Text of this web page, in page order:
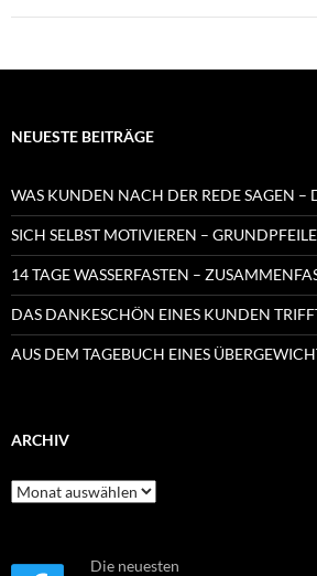
NEUESTE BEITRÄGE
WAS KUNDEN NACH DER REDE SAGEN –
SICH SELBST MOTIVIEREN –
14 TAGE WASSERFASTEN –
DAS DANKESCHÖN EINES KUNDEN
AUS DEM TAGEBUCH EINES
ARCHIV
Archiv
Die neuesten